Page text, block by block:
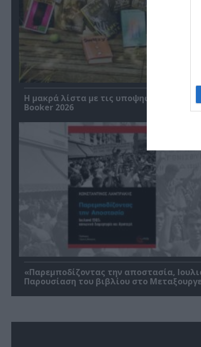
Η μακρά λίστα με τις υποψηφιότητες για
Booker 2026
«Παρεμποδίζοντας την αποστασία,
Παρουσίαση του βιβλίου στο